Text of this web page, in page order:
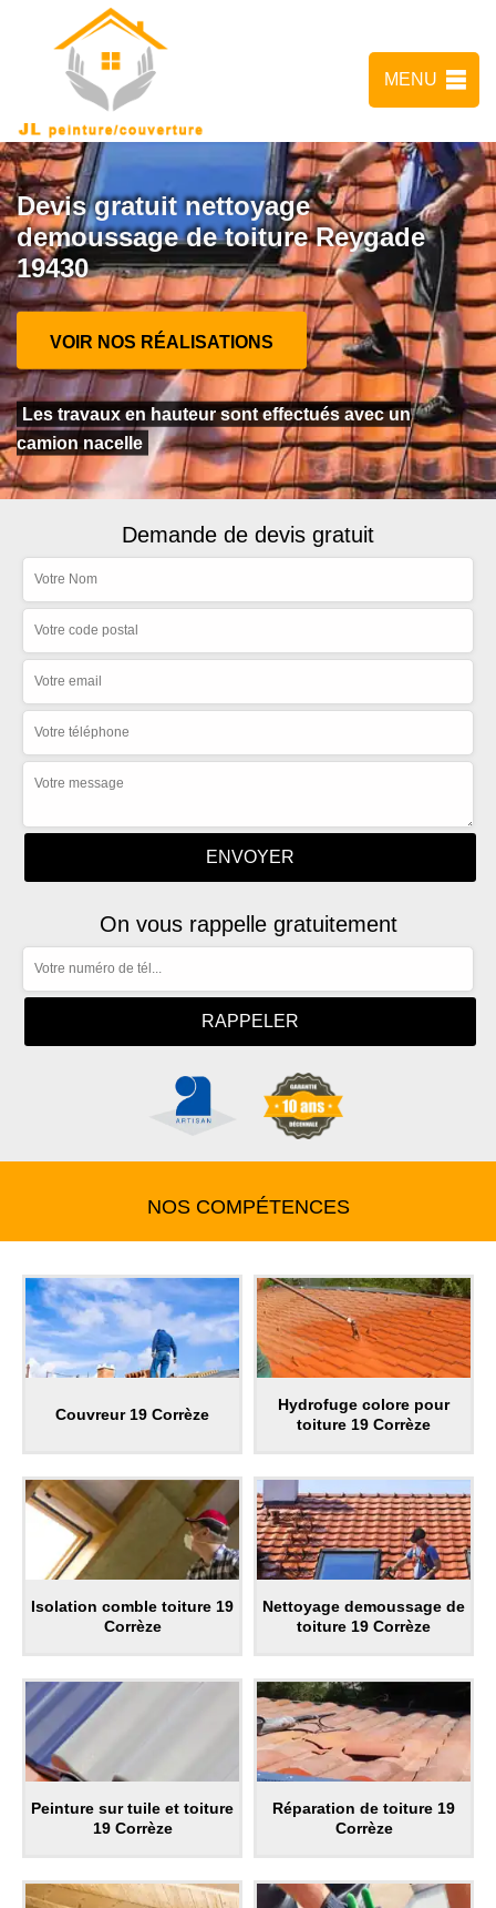
MENU
Devis gratuit nettoyage
demoussage de toiture Reygade
19430
VOIR NOS RÉALISATIONS
Les travaux en hauteur sont effectués avec un
camion nacelle
Demande de devis gratuit
On vous rappelle gratuitement
NOS COMPÉTENCES
Couvreur 19 Corrèze
Hydrofuge colore pour
toiture 19 Corrèze
Isolation comble toiture 19
Corrèze
Nettoyage demoussage de
toiture 19 Corrèze
Peinture sur tuile et toiture
19 Corrèze
Réparation de toiture 19
Corrèze